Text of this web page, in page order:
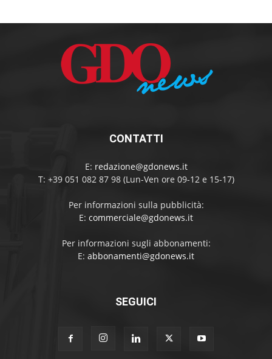
CONTATTI
E: redazione@gdonews.it
T: +39 051 082 87 98 (Lun-Ven ore 09-12 e 15-17)
Per informazioni sulla pubblicità:
E: commerciale@gdonews.it
Per informazioni sugli abbonamenti:
E: abbonamenti@gdonews.it
SEGUICI